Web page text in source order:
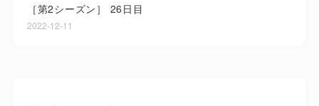
［第2シーズン］ 26日目
2022-12-11